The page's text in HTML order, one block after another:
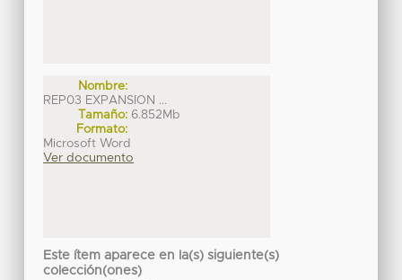
Nombre:
REP03 EXPANSION ...
Tamaño: 6.852Mb
Formato:
Microsoft Word
Ver documento
Este ítem aparece en la(s) siguiente(s)
colección(ones)